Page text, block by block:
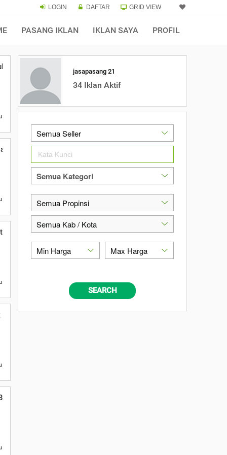
LOGIN DAFTAR GRID VIEW
PASANG IKLAN IKLAN SAYA PROFIL
Acara di Malang
untuk Ruangan
di Malang
Profesional
jasapasang 21
34 Iklan Aktif
SEARCH